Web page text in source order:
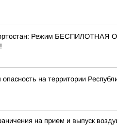
Режим БЕСПИЛОТНАЯ
на территории
на прием и выпуск